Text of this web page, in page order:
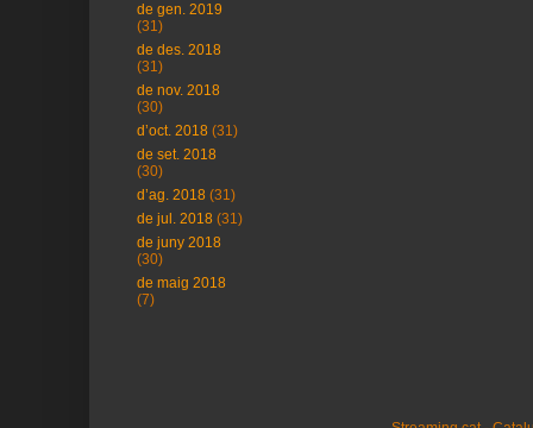
de gen. 2019
(31)
de des. 2018
(31)
de nov. 2018
(30)
d’oct. 2018 (31)
de set. 2018
(30)
d’ag. 2018 (31)
de jul. 2018 (31)
de juny 2018
(30)
de maig 2018
(7)